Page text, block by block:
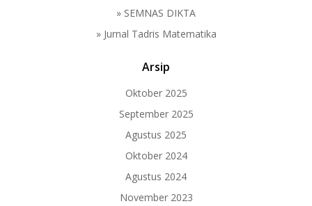
» SEMNAS DIKTA
» Jurnal Tadris Matematika
Arsip
Oktober 2025
September 2025
Agustus 2025
Oktober 2024
Agustus 2024
November 2023